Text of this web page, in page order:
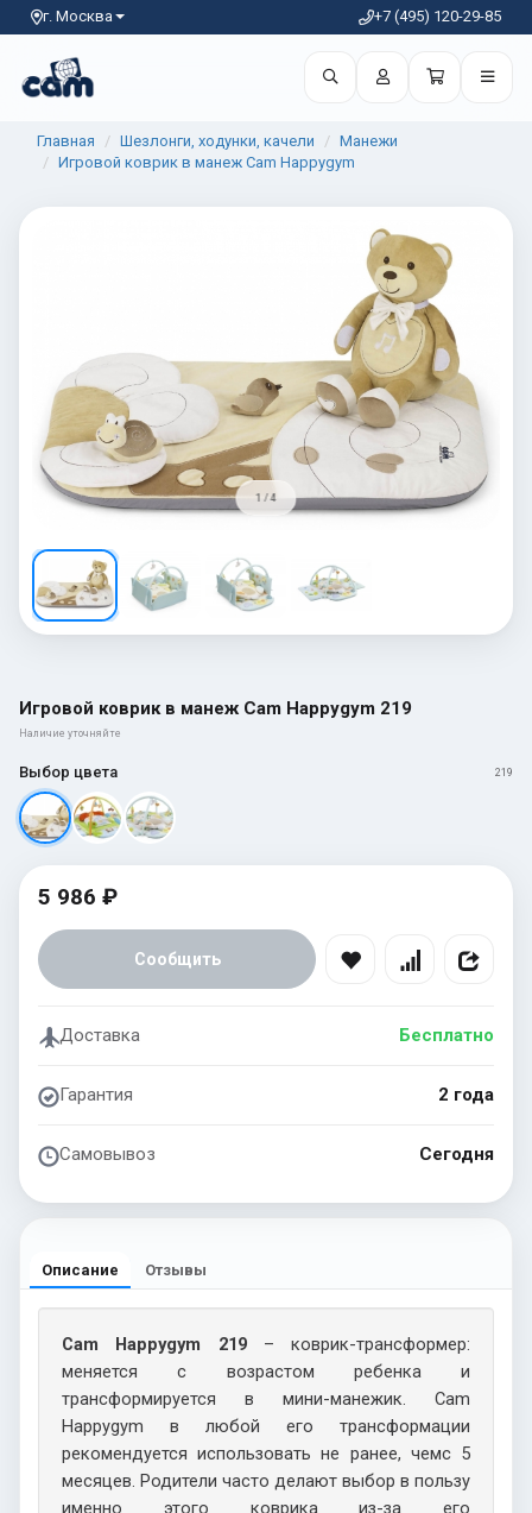
г. Москва +7 (495) 120-29-85
Главная Шезлонги, ходунки, качели
Манежи
Игровой коврик в манеж Cam Happygym
1 / 4
Игровой коврик в манеж Cam Happygym 219
Наличие уточняйте
Выбор цвета 219
5 986 ₽
Сообщить
Доставка Бесплатно
Гарантия 2 года
Самовывоз Сегодня
Описание Отзывы
Cam Happygym 219– коврик-трансформер:
меняется с возрастом ребенка и
трансформируется в мини-манежик. Cam
Happygym в любой его трансформации
рекомендуется использовать не ранее, чемс 5
месяцев. Родители часто делают выбор в пользу
именно этого коврика из-за его